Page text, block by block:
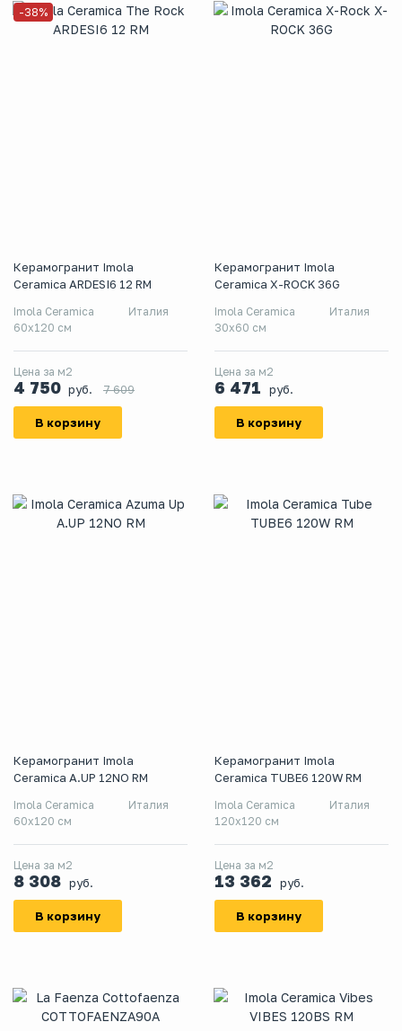
-38%
Керамогранит Imola
Ceramica ARDESI6 12 RM
Imola Ceramica
Италия
60x120 см
Цена за м2
4 750 руб. 7 609
В корзину
Керамогранит Imola
Ceramica X-ROCK 36G
Imola Ceramica
Италия
30x60 см
Цена за м2
6 471 руб.
В корзину
Керамогранит Imola
Ceramica A.UP 12NO RM
Imola Ceramica
Италия
60x120 см
Цена за м2
8 308 руб.
В корзину
Керамогранит Imola
Ceramica TUBE6 120W RM
Imola Ceramica
Италия
120x120 см
Цена за м2
13 362 руб.
В корзину